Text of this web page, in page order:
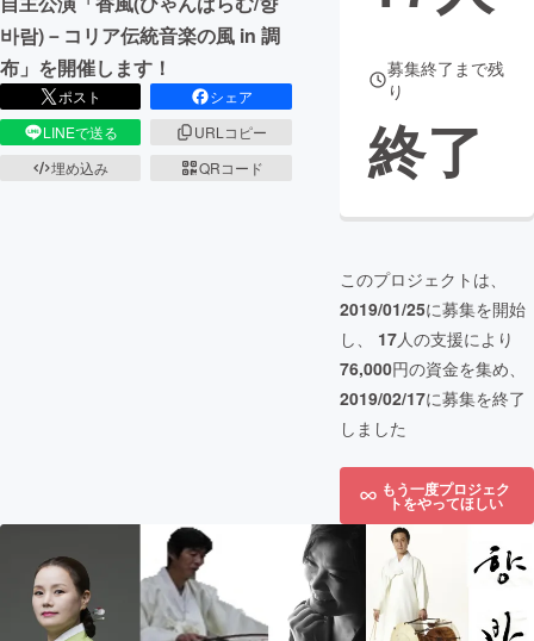
바람)－コリア伝統音楽の風 in 調
布」を開催します！
ポスト
シェア
LINEで送る
URLコピー
埋め込み
QRコード
募集終了まで残
り
終了
このプロジェクトは、
2019/01/25に募集を開始
し、 17人の支援により
76,000円の資金を集め、
2019/02/17に募集を終了
しました
もう一度プロジェク
トをやってほしい